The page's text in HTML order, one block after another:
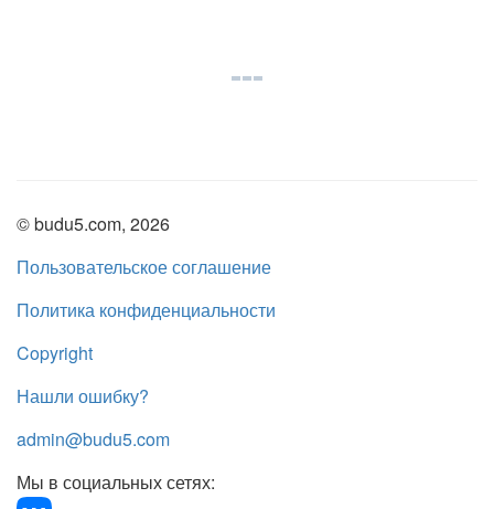
© budu5.com, 2026
Пользовательское соглашение
Политика конфиденциальности
Copyright
Нашли ошибку?
admin@budu5.com
Мы в социальных сетях: